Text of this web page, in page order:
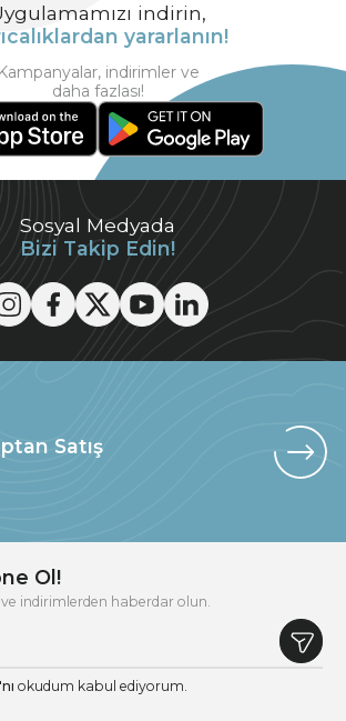
Sosyal Medyada
Bizi Takip Edin!
indirin,
yararlanın!
Kampanyalar, indirimler ve
daha fazlası!
Satış
Ol!
indirimlerden haberdar olun.
okudum kabul ediyorum.